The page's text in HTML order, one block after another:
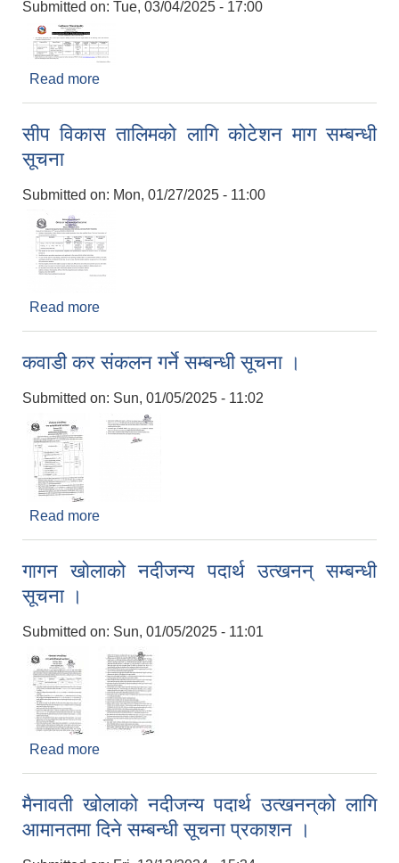
Submitted on: Tue, 03/04/2025 - 17:00
Read more
सीप विकास तालिमको लागि कोटेशन माग सम्बन्धी
सूचना
Submitted on: Mon, 01/27/2025 - 11:00
Read more
कवाडी कर संकलन गर्ने सम्बन्धी सूचना ।
Submitted on: Sun, 01/05/2025 - 11:02
Read more
गागन खोलाको नदीजन्य पदार्थ उत्खनन् सम्बन्धी
सूचना ।
Submitted on: Sun, 01/05/2025 - 11:01
Read more
मैनावती खोलाको नदीजन्य पदार्थ उत्खनन्‌को लागि
आमानतमा दिने सम्बन्धी सूचना प्रकाशन ।